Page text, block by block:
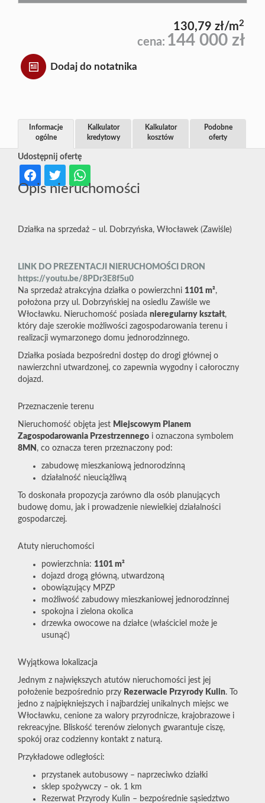
130,79 zł/m2
cena: 144 000 zł
Dodaj do notatnika
Udostępnij ofertę
Informacje
ogólne
Kalkulator
kredytowy
Kalkulator
kosztów
Podobne
oferty
Opis nieruchomości
Działka na sprzedaż – ul. Dobrzyńska, Włocławek (Zawiśle)
LINK DO PREZENTACJI NIERUCHOMOŚCI DRON
https://youtu.be/8PDr3E8f5u0
Na sprzedaż atrakcyjna działka o powierzchni 1101 m²,
położona przy ul. Dobrzyńskiej na osiedlu Zawiśle we
Włocławku. Nieruchomość posiada nieregularny kształt,
który daje szerokie możliwości zagospodarowania terenu i
realizacji wymarzonego domu jednorodzinnego.
Działka posiada bezpośredni dostęp do drogi głównej o
nawierzchni utwardzonej, co zapewnia wygodny i całoroczny
dojazd.
Przeznaczenie terenu
Nieruchomość objęta jest Miejscowym Planem
Zagospodarowania Przestrzennego i oznaczona symbolem
8MN , co oznacza teren przeznaczony pod:
zabudowę mieszkaniową jednorodzinną
działalność nieuciążliwą
To doskonała propozycja zarówno dla osób planujących
budowę domu, jak i prowadzenie niewielkiej działalności
gospodarczej.
Atuty nieruchomości
powierzchnia: 1101 m²
dojazd drogą główną, utwardzoną
obowiązujący MPZP
możliwość zabudowy mieszkaniowej jednorodzinnej
spokojna i zielona okolica
drzewka owocowe na działce (właściciel może je
usunąć)
Wyjątkowa lokalizacja
Jednym z największych atutów nieruchomości jest jej
położenie bezpośrednio przy Rezerwacie Przyrody Kulin. To
jedno z najpiękniejszych i najbardziej unikalnych miejsc we
Włocławku, cenione za walory przyrodnicze, krajobrazowe i
rekreacyjne. Bliskość terenów zielonych gwarantuje ciszę,
spokój oraz codzienny kontakt z naturą.
Przykładowe odległości:
przystanek autobusowy – naprzeciwko działki
sklep spożywczy – ok. 1 km
Rezerwat Przyrody Kulin – bezpośrednie sąsiedztwo